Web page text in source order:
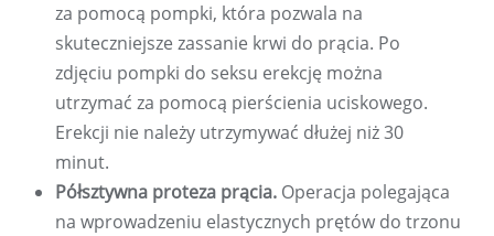
za pomocą pompki, która pozwala na
skuteczniejsze zassanie krwi do prącia. Po
zdjęciu pompki do seksu erekcję można
utrzymać za pomocą pierścienia uciskowego.
Erekcji nie należy utrzymywać dłużej niż 30
minut.
Półsztywna proteza prącia. Operacja polegająca
na wprowadzeniu elastycznych prętów do trzonu